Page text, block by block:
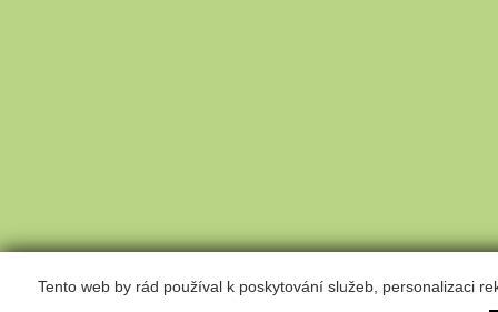
Tento web by rád používal k poskytování služeb, personalizaci